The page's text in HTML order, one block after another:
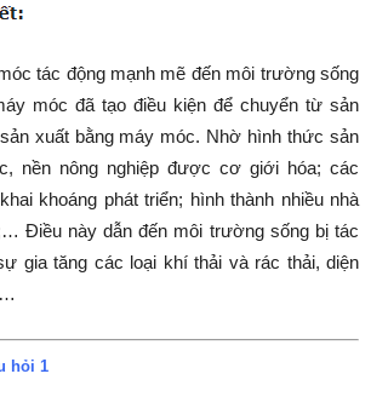
tác động mạnh mẽ đến môi trường sống
móc đã tạo điều kiện để chuyển từ sản
xuất bằng máy móc. Nhờ hình thức sản
nền nông nghiệp được cơ giới hóa; các
khoáng phát triển; hình thành nhiều nhà
Điều này dẫn đến môi trường sống bị tác
gia tăng các loại khí thải và rác thải, diện
hỏi 1